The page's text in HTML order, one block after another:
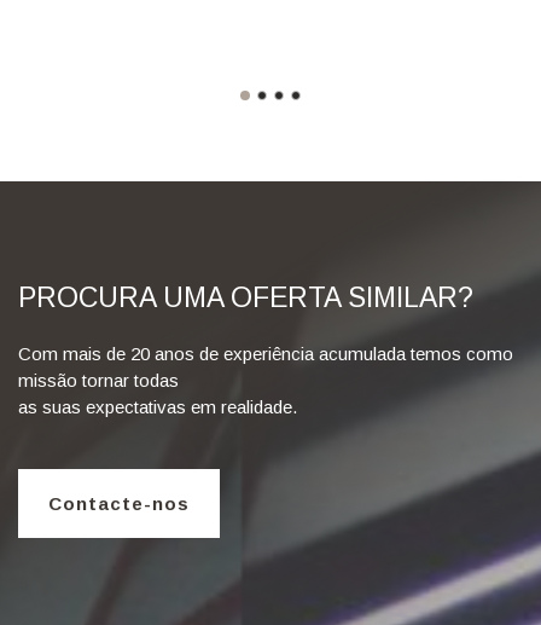
PROCURA UMA OFERTA SIMILAR?
Com mais de 20 anos de experiência acumulada temos como
missão tornar todas
as suas expectativas em realidade.
Contacte-nos